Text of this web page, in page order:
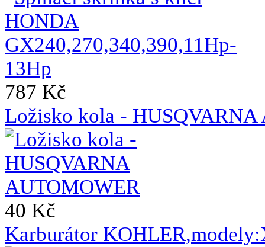
787 Kč
Ložisko kola - HUSQVARNA
40 Kč
Karburátor